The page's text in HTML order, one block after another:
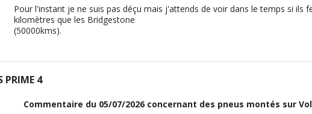
Pour l'instant je ne suis pas déçu mais j'attends de voir dans le temps si ils
kilomètres que les Bridgestone
(50000kms).
PRIME 4
Commentaire du 05/07/2026concernant des pneus montés sur